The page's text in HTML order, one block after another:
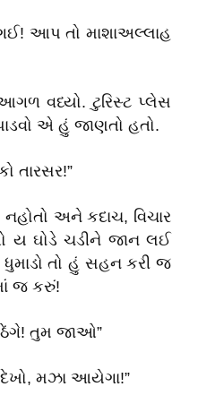
આપ તો માશાઅલ્લાહ
વધ્યો. ટુરિસ્ટ પ્લેસ
એ હું જાણતો હતો.
તારસર!”
અને કદાચ, વિચાર
ય ઘોડે ચડીને જાન લઈ
તો હું સહન કરી જ
જ કરું!
તુમ જાઓ”
મઝા આયેગા!”